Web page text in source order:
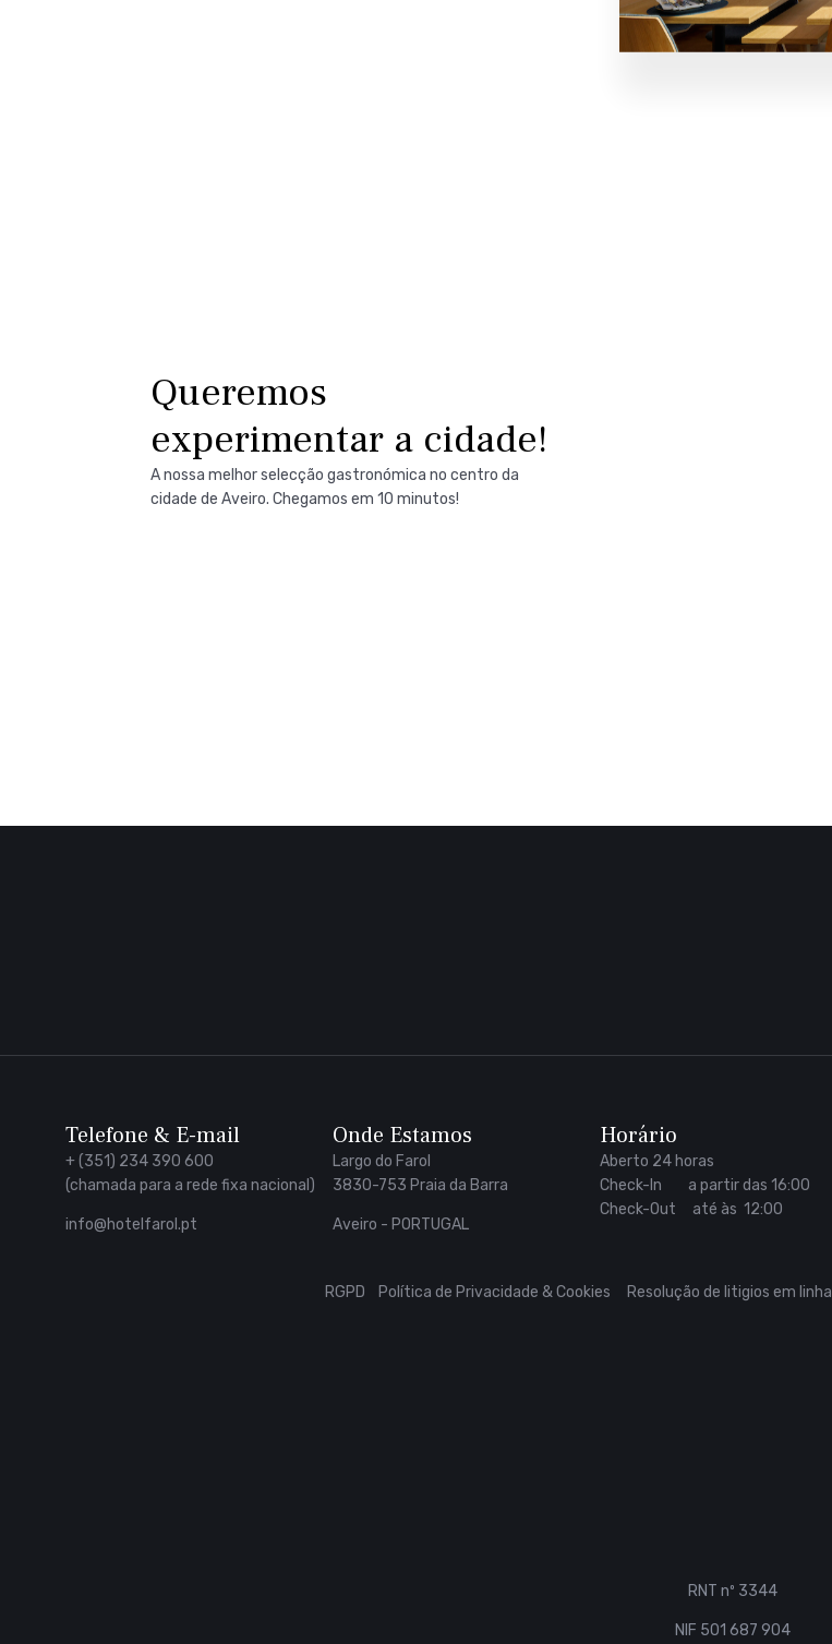
Queremos
experimentar a cidade!
A nossa melhor selecção gastronómica no centro da
cidade de Aveiro. Chegamos em 10 minutos!
Telefone & E-mail
+ (351) 234 390 600
(chamada para a rede fixa nacional)
info@hotelfarol.pt
Onde Estamos
Largo do Farol
3830-753 Praia da Barra
Aveiro - PORTUGAL
Horário
Aberto 24 horas
Check-In a partir das 16:00
Check-Out até às 12:00
RGPD Política de Privacidade & Cookies Resolução de litigios em linha
RNT nº 3344
NIF 501 687 904